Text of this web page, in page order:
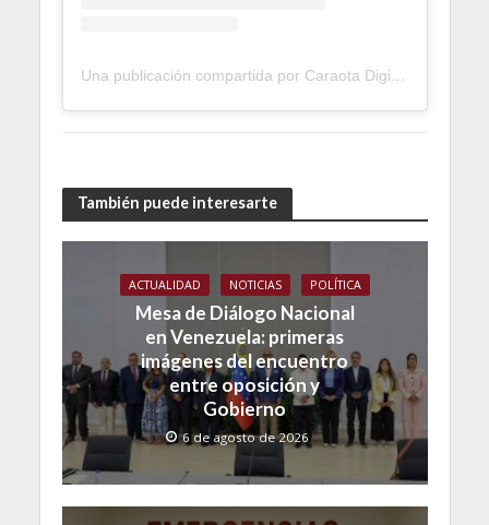
Una publicación compartida por Caraota Digital (@caraotadigital)
También puede interesarte
ACTUALIDAD NOTICIAS POLÍTICA
Mesa de Diálogo Nacional
en Venezuela: primeras
imágenes del encuentro
entre oposición y
Gobierno
6 de agosto de 2026